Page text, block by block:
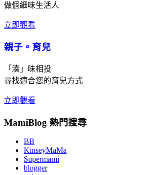
做個細味生活人
立即觀看
親子。育兒
「湊」味相投
尋找適合您的育兒方式
立即觀看
MamiBlog 熱門搜尋
BB
KinseyMaMa
Supermami
blogger